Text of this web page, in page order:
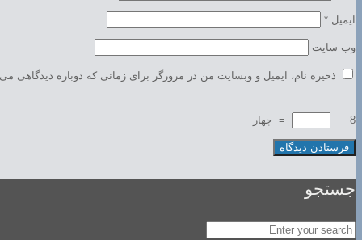
ایمیل *
وب‌ سایت
ذخیره نام، ایمیل و وبسایت من در مرورگر برای زمانی که دوباره دیدگاهی
8
−
= چهار
جستجو